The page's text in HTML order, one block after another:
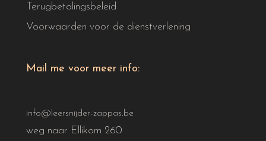
Terugbetalingsbeleid
Voorwaarden voor de dienstverlening
Mail me voor meer info:
info@leersnijder-zappas.be
weg naar Ellikom 260